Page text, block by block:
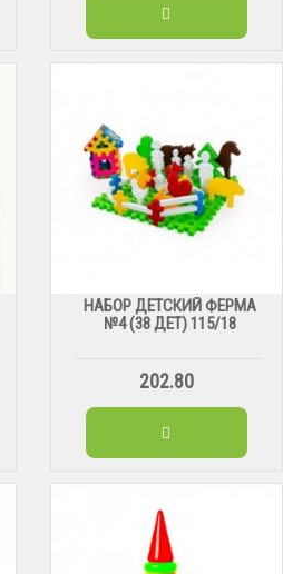
НАБОР ДЕТСКИЙ ФЕРМА
№4 (38 ДЕТ) 115/18
202.80